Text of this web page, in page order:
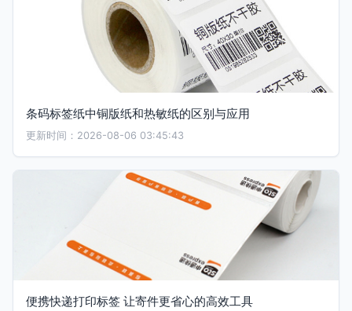
条码标签纸中铜版纸和热敏纸的区别与应用
更新时间：2026-08-06 03:45:43
便携快递打印标签 让寄件更省心的高效工具